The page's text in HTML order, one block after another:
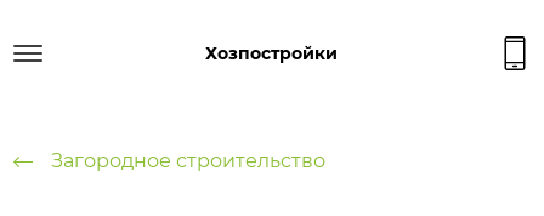
Хозпостройки
Загородное строительство